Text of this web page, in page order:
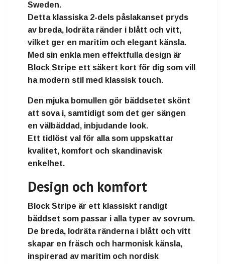
Sweden.
Detta klassiska 2-dels påslakanset pryds
av breda, lodräta ränder i blått och vitt,
vilket ger en maritim och elegant känsla.
Med sin enkla men effektfulla design är
Block Stripe ett säkert kort för dig som vill
ha modern stil med klassisk touch.
Den mjuka bomullen gör bäddsetet skönt
att sova i, samtidigt som det ger sängen
en välbäddad, inbjudande look.
Ett tidlöst val för alla som uppskattar
kvalitet, komfort och skandinavisk
enkelhet.
Design och komfort
Block Stripe är ett klassiskt randigt
bäddset som passar i alla typer av sovrum.
De breda, lodräta ränderna i blått och vitt
skapar en fräsch och harmonisk känsla,
inspirerad av maritim och nordisk